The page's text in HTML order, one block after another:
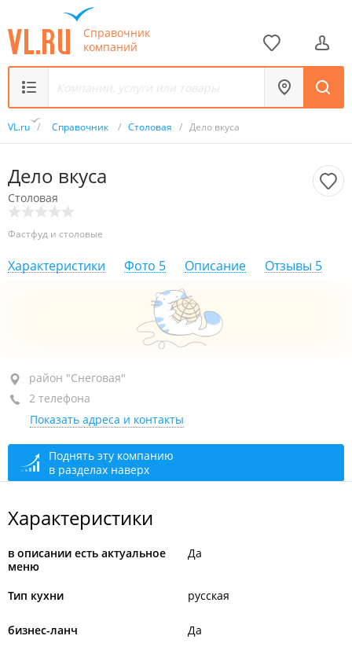
Справочник
компаний
VL.ru / Справочник / Столовая / Дело вкуса
Дело вкуса
Столовая
Фастфуд и столовые
Характеристики Фото 5 Описание Отзывы 5
район "Снеговая", ул. Деревенская, 20 стр. 2
+7 914 704-56-34
+7 908 976-46-98
сегодня закрыто
район "Снеговая"
2 телефона
Показать адреса и контакты
Поднять эту компанию
в разделах наверх
Характеристики
в описании есть актуальное
меню
Да
Тип кухни русская
бизнес-ланч Да